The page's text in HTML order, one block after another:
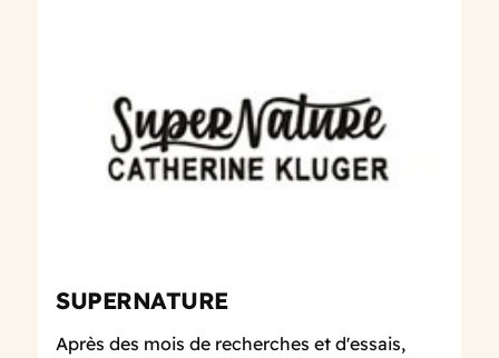
SUPERNATURE
Après des mois de recherches et d'essais,